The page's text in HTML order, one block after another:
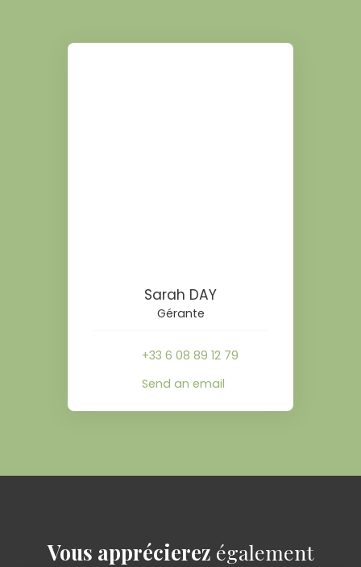
Sarah DAY
Gérante
+33 6 08 89 12 79
Send an email
Vous apprécierez également